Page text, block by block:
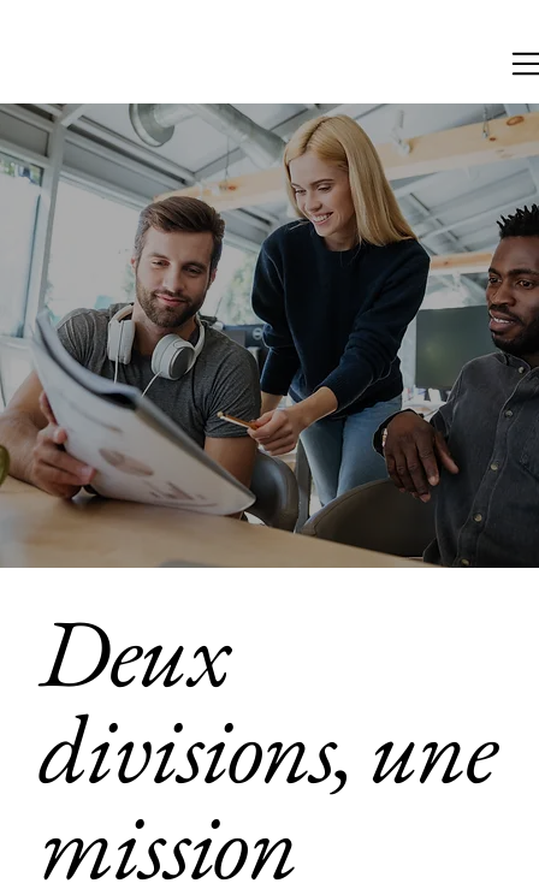
Deux
divisions, une
mission